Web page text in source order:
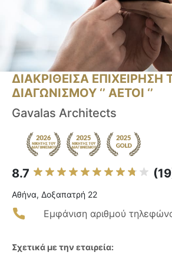
ΔΙΑΚΡΙΘΕΙΣΑ ΕΠΙΧΕΙΡΗΣΗ
ΔΙΑΓΩΝΙΣΜΟΥ ‘’ ΑΕΤΟΙ ‘’
Gavalas Architects
8.7
Αθήνα, Δοξαπατρή 22
Εμφάνιση αριθμού
Σχετικά με την εταιρεία: